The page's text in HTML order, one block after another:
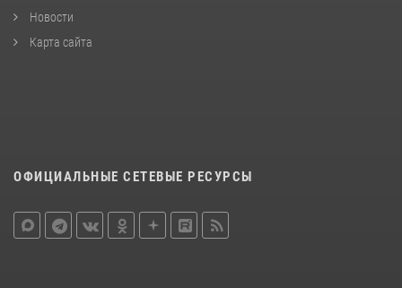
Новости
Карта сайта
ОФИЦИАЛЬНЫЕ СЕТЕВЫЕ РЕСУРСЫ